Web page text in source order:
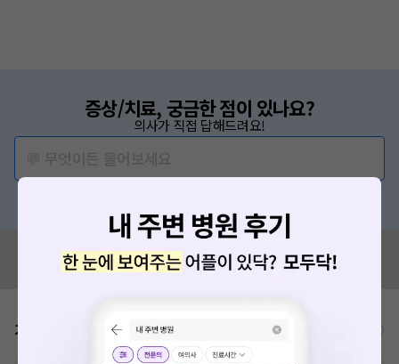
증상/치료, 궁금한 점이 있나요?
의사가 직접 답해드려요!
혹시 잘못된 병원정보가 있나요?
모두닥 팀에 알려주세요!
가격표 비급여/급여 진료란?